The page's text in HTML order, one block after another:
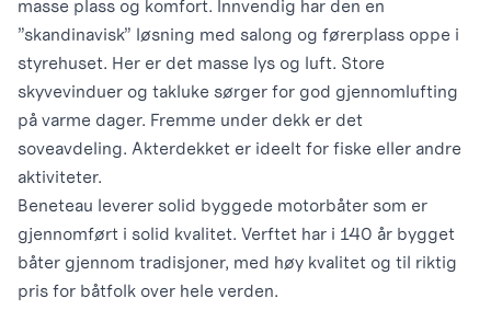
masse plass og komfort. Innvendig har den en
”skandinavisk” løsning med salong og førerplass oppe i
styrehuset. Her er det masse lys og luft. Store
skyvevinduer og takluke sørger for god gjennomlufting
på varme dager. Fremme under dekk er det
soveavdeling. Akterdekket er ideelt for fiske eller andre
aktiviteter.
Beneteau leverer solid byggede motorbåter som er
gjennomført i solid kvalitet. Verftet har i 140 år bygget
båter gjennom tradisjoner, med høy kvalitet og til riktig
pris for båtfolk over hele verden.